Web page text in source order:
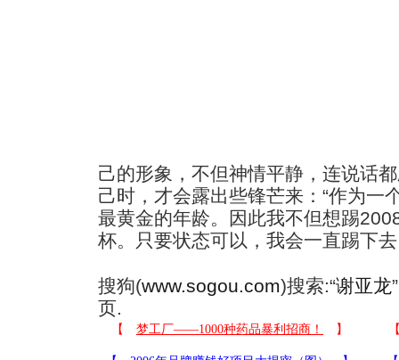
己的形象，不但神情平静，连说话
己时，才会露出些锋芒来：“作为一
最黄金的年龄。因此我不但想踢
杯。只要状态可以，我会一直踢下
搜狗(www.sogou.com)搜索:“谢亚龙
页.